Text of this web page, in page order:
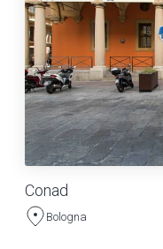
Conad
Bologna